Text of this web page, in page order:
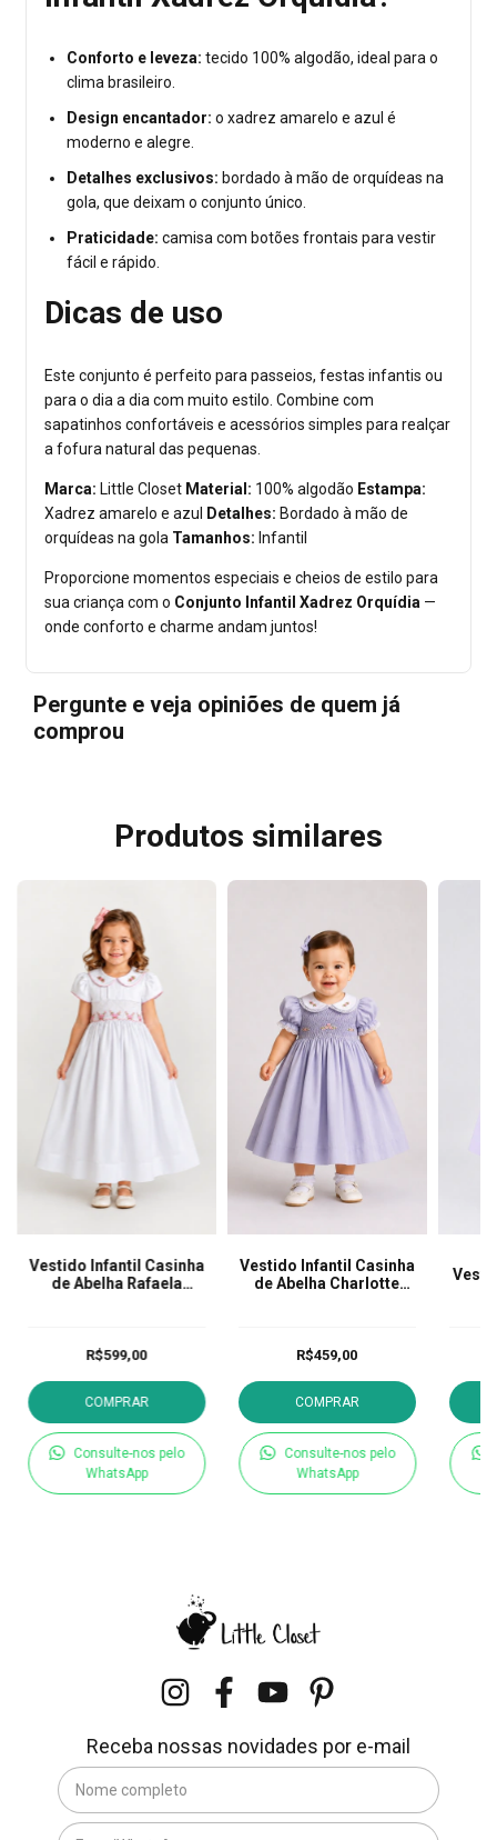
Conforto e leveza: tecido 100% algodão, ideal para o
clima brasileiro.
Design encantador: o xadrez amarelo e azul é
moderno e alegre.
Detalhes exclusivos: bordado à mão de orquídeas na
gola, que deixam o conjunto único.
Praticidade: camisa com botões frontais para vestir
fácil e rápido.
Dicas de uso
Este conjunto é perfeito para passeios, festas infantis ou
para o dia a dia com muito estilo. Combine com
sapatinhos confortáveis e acessórios simples para realçar
a fofura natural das pequenas.
Marca: Little Closet Material: 100% algodão Estampa:
Xadrez amarelo e azul
Detalhes: Bordado à mão de
orquídeas na gola Tamanhos: Infantil
Proporcione momentos especiais e cheios de estilo para
sua criança com o Conjunto Infantil Xadrez Orquídia —
onde conforto e charme andam juntos!
Pergunte e veja opiniões de quem já
comprou
Produtos similares
Vestido Infantil Casinha
de Abelha Rafaela
R$599,00
COMPRAR
Consulte-nos pelo
WhatsApp
Vestido Infantil Casinha
de Abelha Charlotte
R$459,00
COMPRAR
Consulte-nos pelo
WhatsApp
Receba nossas novidades por e-mail